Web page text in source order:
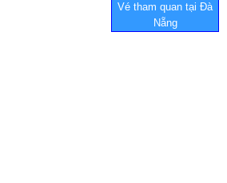
Vé tham quan tại Đà
Nẵng